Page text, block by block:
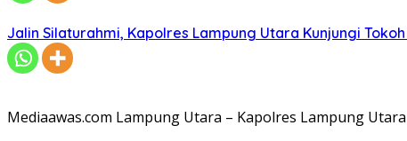
Jalin Silaturahmi, Kapolres Lampung Utara Kunjungi
Mediaawas.com Lampung Utara – Kapolres Lampung